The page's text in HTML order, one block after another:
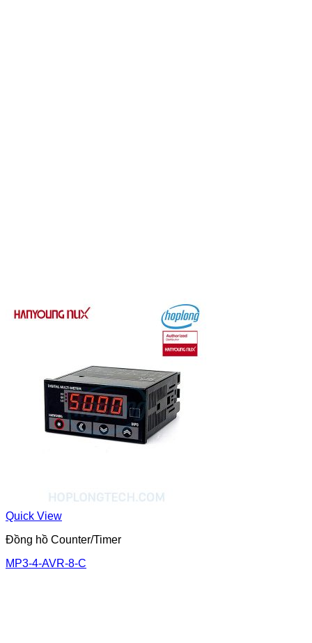
Quick View
Đồng hồ Counter/Timer
MP3-4-AVR-8-C